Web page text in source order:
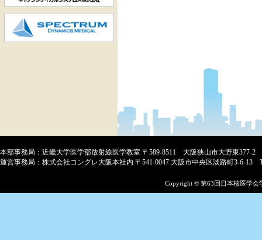
本部事務局：近畿大学医学部放射線医学教室 〒589-8511 大阪狭山市大野東377-2
運営事務局：株式会社コングレ大阪本社内 〒541-0047 大阪市中央区淡路町3-6-
Copyright © 第63回日本核医学会